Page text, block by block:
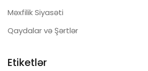
Məxfilik Siyasəti
Qaydalar və Şərtlər
Etiketlər